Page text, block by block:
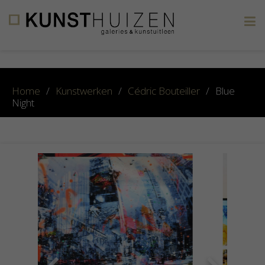
Home / Kunstwerken / Cédric Bouteiller / Blue
Night